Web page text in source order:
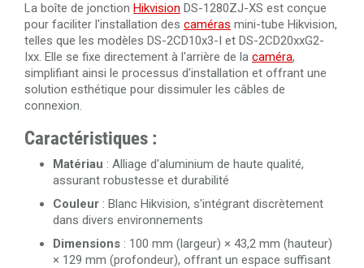
La boîte de jonction Hikvision DS-1280ZJ-XS est conçue
pour faciliter l'installation des caméras mini-tube Hikvision,
telles que les modèles DS-2CD10x3-I et DS-2CD20xxG2-
Ixx. Elle se fixe directement à l'arrière de la caméra,
simplifiant ainsi le processus d'installation et offrant une
solution esthétique pour dissimuler les câbles de
connexion.
Caractéristiques :
Matériau : Alliage d'aluminium de haute qualité,
assurant robustesse et durabilité
Couleur : Blanc Hikvision, s'intégrant discrètement
dans divers environnements
Dimensions : 100 mm (largeur) × 43,2 mm (hauteur)
× 129 mm (profondeur), offrant un espace suffisant